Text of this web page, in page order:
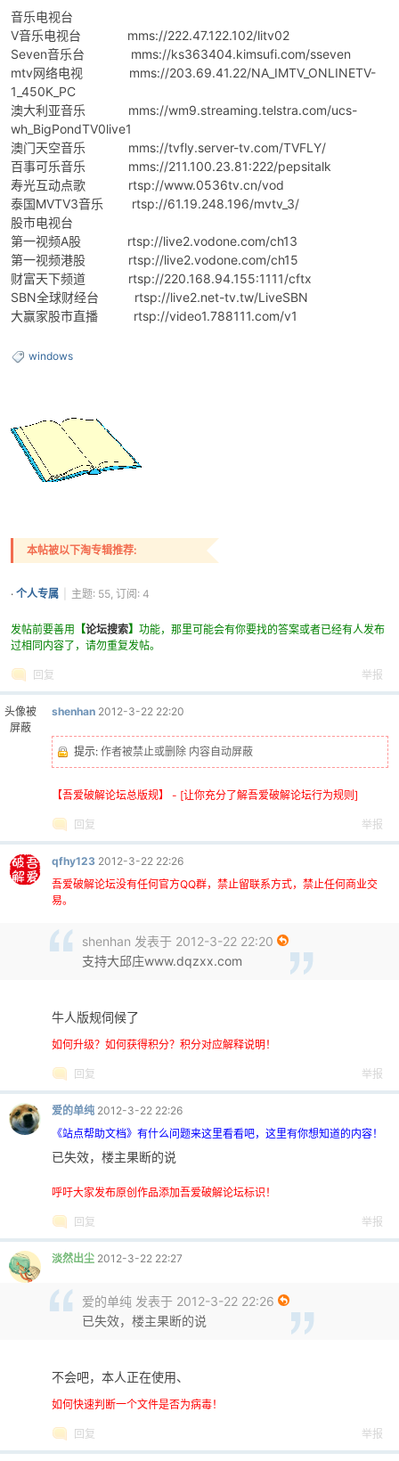
音乐电视台
V音乐电视台 mms://222.47.122.102/litv02
Seven音乐台 mms://ks363404.kimsufi.com/sseven
mtv网络电视 mms://203.69.41.22/NA_IMTV_ONLINETV-
1_450K_PC
澳大利亚音乐 mms://wm9.streaming.telstra.com/ucs-
wh_BigPondTV0live1
澳门天空音乐 mms://tvfly.server-tv.com/TVFLY/
百事可乐音乐 mms://211.100.23.81:222/pepsitalk
寿光互动点歌 rtsp://www.0536tv.cn/vod
泰国MVTV3音乐 rtsp://61.19.248.196/mvtv_3/
股市电视台
第一视频A股 rtsp://live2.vodone.com/ch13
第一视频港股 rtsp://live2.vodone.com/ch15
财富天下频道 rtsp://220.168.94.155:1111/cftx
SBN全球财经台 rtsp://live2.net-tv.tw/LiveSBN
大赢家股市直播 rtsp://video1.788111.com/v1
windows
本帖被以下淘专辑推荐:
· 个人专属 主题: 55, 订阅: 4
发帖前要善用 【论坛搜索】 功能，那里可能会有你要找的答案或者已经有人发布
过相同内容了，请勿重复发帖。
回复 举报
头像被
屏蔽
shenhan 2012-3-22 22:20
提示: 作者被禁止或删除 内容自动屏蔽
【吾爱破解论坛总版规】 - [让你充分了解吾爱破解论坛行为规则]
回复 举报
qfhy123 2012-3-22 22:26
吾爱破解论坛没有任何官方QQ群，禁止留联系方式，禁止任何商业交
易。
shenhan 发表于 2012-3-22 22:20
支持大邱庄www.dqzxx.com
牛人版规伺候了
如何升级？如何获得积分？积分对应解释说明！
回复 举报
爱的单纯 2012-3-22 22:26
《站点帮助文档》有什么问题来这里看看吧，这里有你想知道的内容！
已失效，楼主果断的说
呼吁大家发布原创作品添加吾爱破解论坛标识！
回复 举报
淡然出尘 2012-3-22 22:27
爱的单纯 发表于 2012-3-22 22:26
已失效，楼主果断的说
不会吧，本人正在使用、
如何快速判断一个文件是否为病毒！
回复 举报